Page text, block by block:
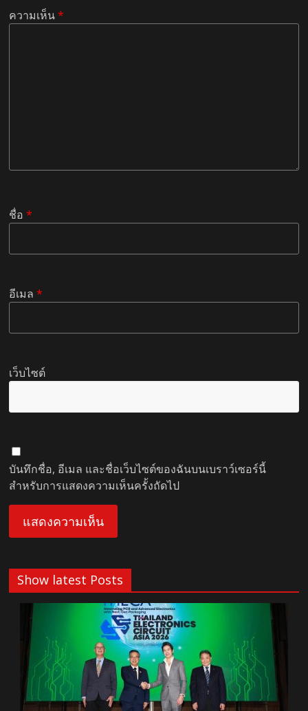
ความเห็น*
ชื่อ*
อีเมล*
เว็บไซต์
บันทึกชื่อ, อีเมล และชื่อเว็บไซต์ของฉันบนเบราว์เซอร์นี้
สำหรับการแสดงความเห็นครั้งถัดไป
Show latest Posts